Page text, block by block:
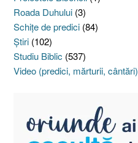
Roada Duhului (3)
Schiţe de predici (84)
Ştiri (102)
Studiu Biblic (537)
Video (predici, mărturii, cântări)